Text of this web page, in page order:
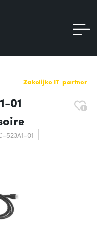
Zakelijke IT-partner
01
523A1-01